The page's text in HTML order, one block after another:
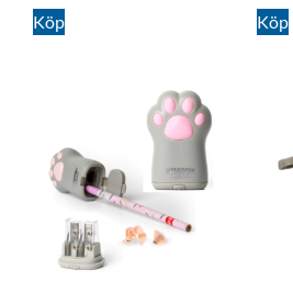
Köp Köp